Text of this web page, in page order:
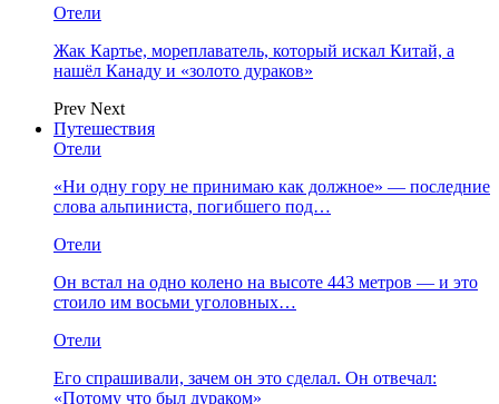
Отели
Жак Картье, мореплаватель, который искал Китай, а
нашёл Канаду и «золото дураков»
Prev Next
Путешествия
Отели
«Ни одну гору не принимаю как должное» — последние
слова альпиниста, погибшего под…
Отели
Он встал на одно колено на высоте 443 метров — и это
стоило им восьми уголовных…
Отели
Его спрашивали, зачем он это сделал. Он отвечал:
«Потому что был дураком»